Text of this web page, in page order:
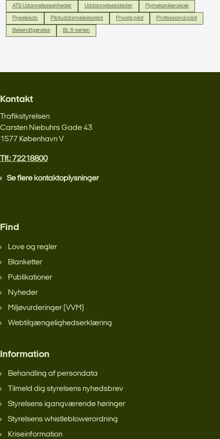
ATS Udannelsesenheder Uddannelsessteder Flymekanikerskole
Flyselskab Pilotuddannelsessted Private pilot Professional pilot
Bekendtgørelse BL 6-serien
Kontakt
Trafikstyrelsen
Carsten Niebuhrs Gade 43
1577 København V
Tlf.: 72218800
Se flere kontaktoplysninger
Find
Love og regler
Blanketter
Publikationer
Nyheder
Miljøvurderinger (VVM)
Webtilgængelighedserklæring
Information
Behandling af persondata
Tilmeld dig styrelsens nyhedsbrev
Styrelsens igangværende høringer
Styrelsens whistleblowerordning
Kriseinformation